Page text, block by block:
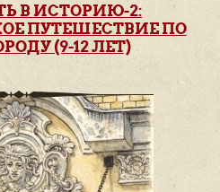
В ИСТОРИЮ-2:
ПУТЕШЕСТВИЕ ПО
(9-12 ЛЕТ)